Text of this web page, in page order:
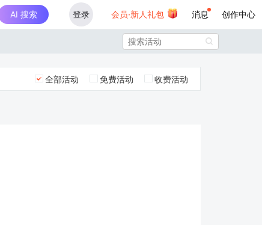
AI 搜索 登录 会员·新人礼包 消息 创作中心

全部活动 免费活动 收费活动